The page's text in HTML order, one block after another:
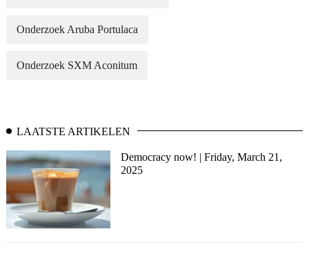
Onderzoek Aruba Portulaca
Onderzoek SXM Aconitum
LAATSTE ARTIKELEN
Democracy now! | Friday, March 21,
2025